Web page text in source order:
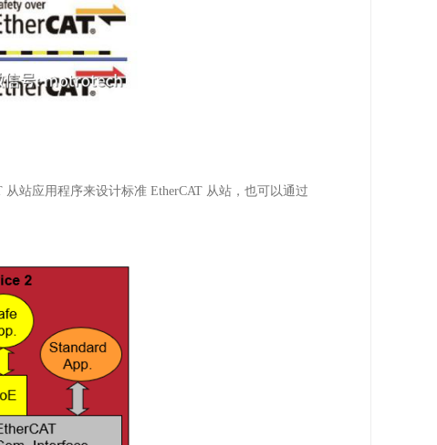
从站应用程序来设计标准 EtherCAT 从站，也可以通过